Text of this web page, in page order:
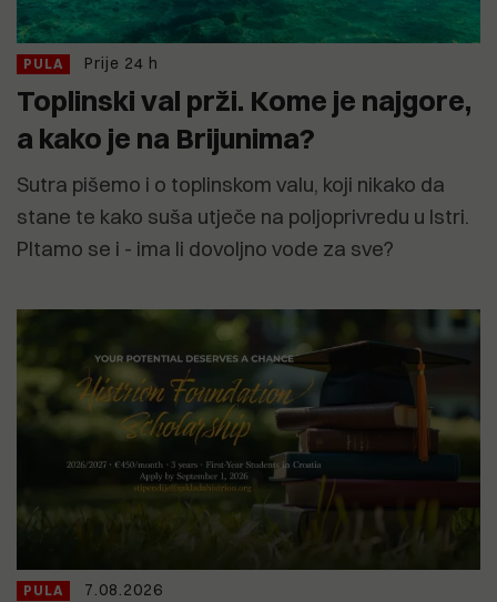
PULA Prije 24 h
Toplinski val prži. Kome je najgore,
a kako je na Brijunima?
Sutra pišemo i o toplinskom valu, koji nikako da
stane te kako suša utječe na poljoprivredu u Istri.
PItamo se i - ima li dovoljno vode za sve?
PULA 7.08.2026